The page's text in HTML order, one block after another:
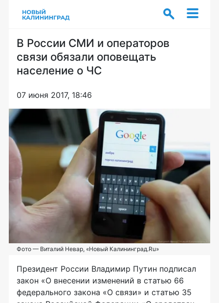
В России СМИ и операторов
связи обязали оповещать
население о ЧС
07 июня 2017, 18:46
Фото — Виталий Невар, «Новый Калининград.Ru»
Президент России Владимир Путин подписал
закон «О внесении изменений в статью 66
федерального закона «О связи» и статью 35